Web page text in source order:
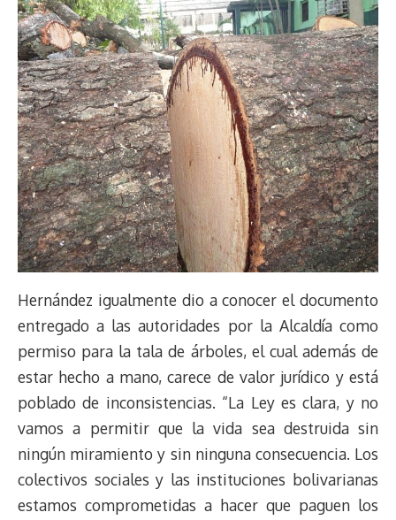
Hernández igualmente dio a conocer el documento
entregado a las autoridades por la Alcaldía como
permiso para la tala de árboles, el cual además de
estar hecho a mano, carece de valor jurídico y está
poblado de inconsistencias. “La Ley es clara, y no
vamos a permitir que la vida sea destruida sin
ningún miramiento y sin ninguna consecuencia. Los
colectivos sociales y las instituciones bolivarianas
estamos comprometidas a hacer que paguen los